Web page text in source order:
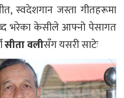
स्वदेशगान जस्ता गीतहरूमा
भरेका केसीले आफ्नो पेसागत
सीता वलीसँग यसरी साटेः